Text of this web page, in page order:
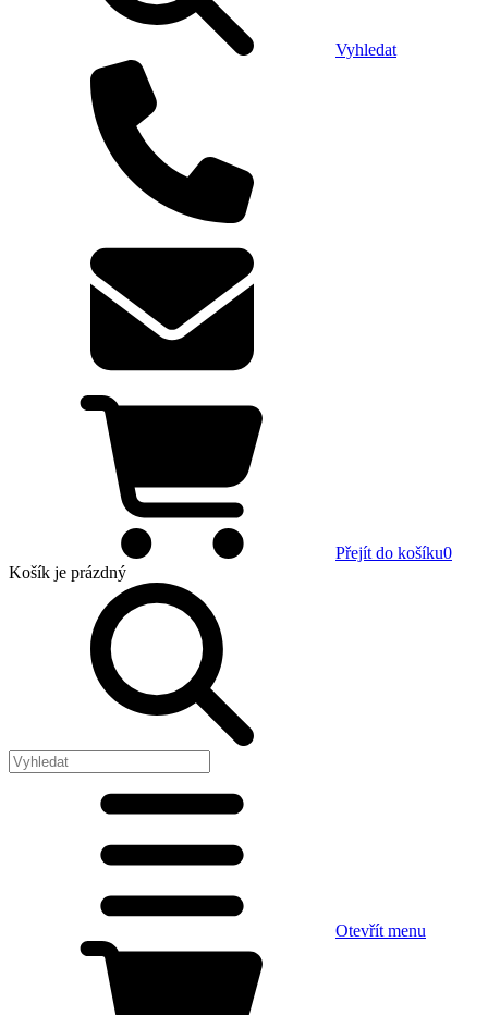
Vyhledat
Přejít do košíku0
Košík je prázdný
Otevřít menu